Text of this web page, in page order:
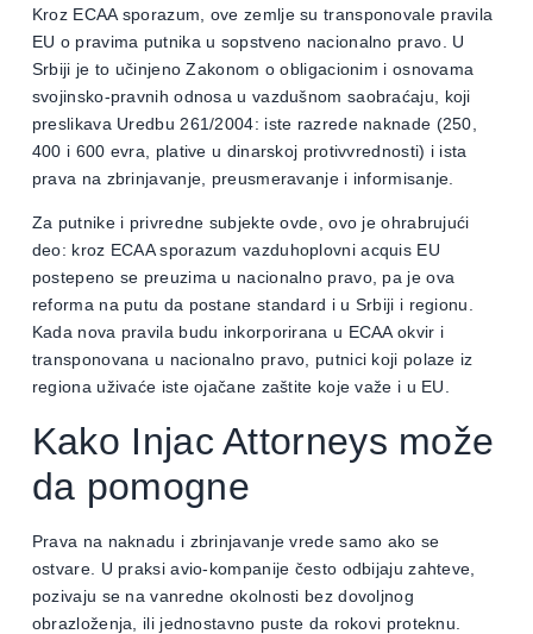
Kroz ECAA sporazum, ove zemlje su transponovale pravila
EU o pravima putnika u sopstveno nacionalno pravo. U
Srbiji je to učinjeno Zakonom o obligacionim i osnovama
svojinsko-pravnih odnosa u vazdušnom saobraćaju, koji
preslikava Uredbu 261/2004: iste razrede naknade (250,
400 i 600 evra, plative u dinarskoj protivvrednosti) i ista
prava na zbrinjavanje, preusmeravanje i informisanje.
Za putnike i privredne subjekte ovde, ovo je ohrabrujući
deo: kroz ECAA sporazum vazduhoplovni acquis EU
postepeno se preuzima u nacionalno pravo, pa je ova
reforma na putu da postane standard i u Srbiji i regionu.
Kada nova pravila budu inkorporirana u ECAA okvir i
transponovana u nacionalno pravo, putnici koji polaze iz
regiona uživaće iste ojačane zaštite koje važe i u EU.
Kako Injac Attorneys može
da pomogne
Prava na naknadu i zbrinjavanje vrede samo ako se
ostvare. U praksi avio-kompanije često odbijaju zahteve,
pozivaju se na vanredne okolnosti bez dovoljnog
obrazloženja, ili jednostavno puste da rokovi proteknu.